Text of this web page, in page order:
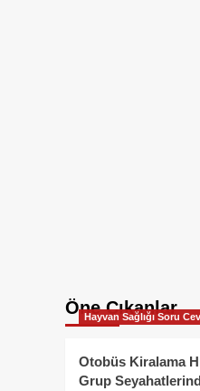
Öne Çıkanlar
Hayvan Sağlığı Soru
Otobüs Kiralama
Grup